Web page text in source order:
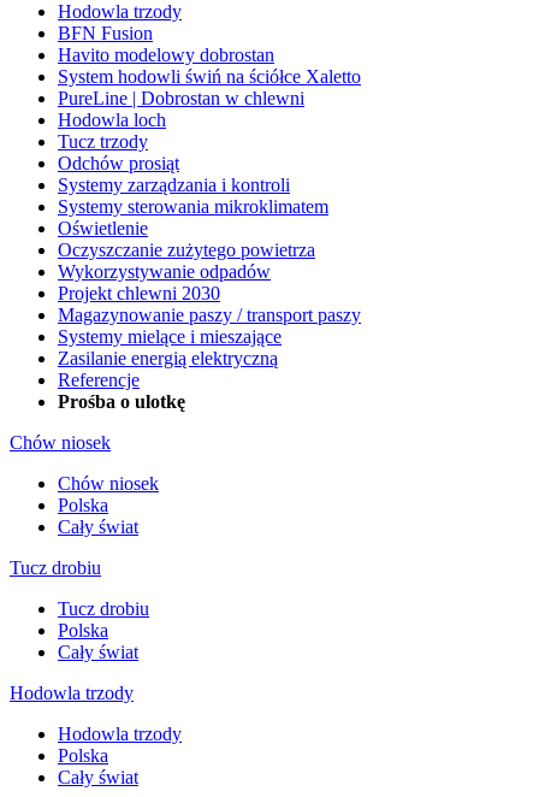
Hodowla trzody
BFN Fusion
Havito modelowy dobrostan
System hodowli świń na ściółce Xaletto
PureLine | Dobrostan w chlewni
Hodowla loch
Tucz trzody
Odchów prosiąt
Systemy zarządzania i kontroli
Systemy sterowania mikroklimatem
Oświetlenie
Oczyszczanie zużytego powietrza
Wykorzystywanie odpadów
Projekt chlewni 2030
Magazynowanie paszy / transport paszy
Systemy mielące i mieszające
Zasilanie energią elektryczną
Referencje
Prośba o ulotkę
Chów niosek
Chów niosek
Polska
Cały świat
Tucz drobiu
Tucz drobiu
Polska
Cały świat
Hodowla trzody
Hodowla trzody
Polska
Cały świat